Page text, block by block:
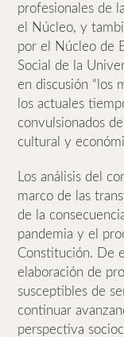
profesionales de
el Núcleo, y
por el Núcleo de
Social de la
en discusión “los
los actuales
convulsionados
cultural y
Los análisis del
marco de las
de la
pandemia y el
Constitución. De
elaboración de
susceptibles de
continuar
perspectiva